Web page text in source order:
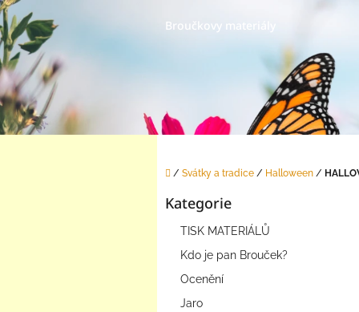
Přejít
na
obsah
Broučkovy materiály
Domů
/ Svátky a tradice / Halloween /
Přeskočit
Kategorie
TISK MATERIÁLŮ
Kdo je pan Brouček?
Ocenění
Jaro